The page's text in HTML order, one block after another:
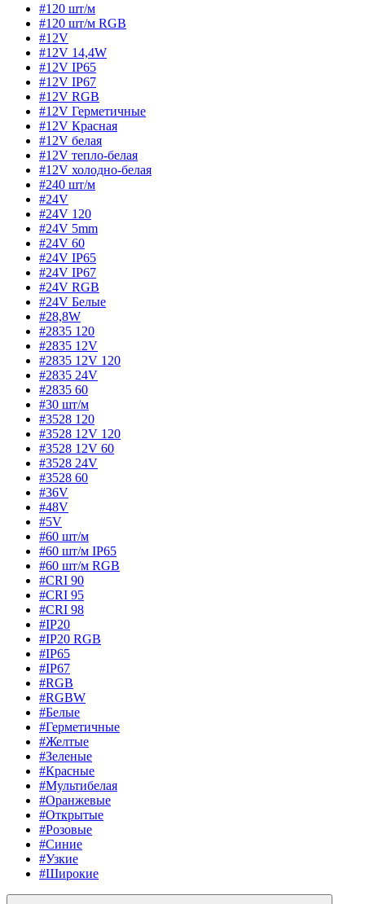
#120 шт/м
#120 шт/м RGB
#12V
#12V 14,4W
#12V IP65
#12V IP67
#12V RGB
#12V Герметичные
#12V Красная
#12V белая
#12V тепло-белая
#12V холодно-белая
#240 шт/м
#24V
#24V 120
#24V 5mm
#24V 60
#24V IP65
#24V IP67
#24V RGB
#24V Белые
#28,8W
#2835 120
#2835 12V
#2835 12V 120
#2835 24V
#2835 60
#30 шт/м
#3528 120
#3528 12V 120
#3528 12V 60
#3528 24V
#3528 60
#36V
#48V
#5V
#60 шт/м
#60 шт/м IP65
#60 шт/м RGB
#CRI 90
#CRI 95
#CRI 98
#IP20
#IP20 RGB
#IP65
#IP67
#RGB
#RGBW
#Белые
#Герметичные
#Желтые
#Зеленые
#Красные
#Мультибелая
#Оранжевые
#Открытые
#Розовые
#Синие
#Узкие
#Широкие